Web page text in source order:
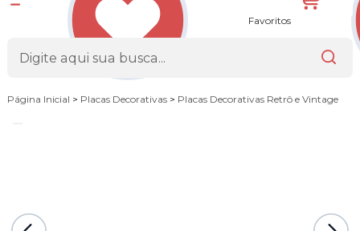
Favoritos
Página Inicial > Placas Decorativas > Placas Decorativas Retrô e Vintage